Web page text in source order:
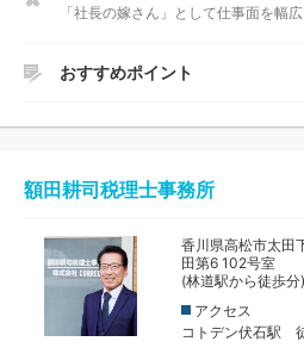
「社長の嫁さん」として仕事面を幅
おすすめポイント
所長の和泉潤税理士は、国税での
税対策・相続税申告や事業承継の
続的な経営アドバイスなどにも応
額田耕司税理士事務所
香川県高松市太田
田第6 102号室
(林道駅から徒歩分)
アクセス
コトデン伏石駅